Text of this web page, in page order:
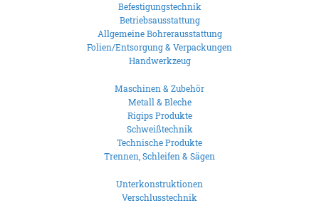
Befestigungstechnik
Betriebsausstattung
Allgemeine Bohrerausstattung
Folien/Entsorgung & Verpackungen
Handwerkzeug
Maschinen & Zubehör
Metall & Bleche
Rigips Produkte
Schweißtechnik
Technische Produkte
Trennen, Schleifen & Sägen
Unterkonstruktionen
Verschlusstechnik